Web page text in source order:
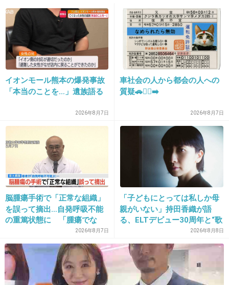
13. 匿名2013/03/06(水) 21:23:37
男は60歳前後だそうです
女装＆盲目のふりをして胸触る 「下着の
着け方教える」 ― スポニチ Sponichi
Annex 社会
www.sponichi.co.jp
女装＆盲目のふりをして胸触る 「下着の着け方教える」
-2
2013/03/06(水) 21:23:44
話題にするの遅くない?
三日四日前にニュースになってたけど
+9 -3
15. 匿名 2013/03/06(水) 21:23:46
30～40分説明してる間、こいつを不審だと気づかなかった
のか、、
イオンモール熊本の爆発事故
「本当のことを…」遺族語る
2026年8月7日
車社会の人から都会の人への
質疑🚗🏃‍♀️‍➡️
2026年8月7日
脳腫瘍手術で「正常な組織」
を誤って摘出…自発呼吸不能
の重篤状態に 「腫瘍でな
い」結果出ても“勘違い”で摘
出継続 通常の生活送ってい
た患者が手足も動かず 京大
病院
2026年8月7日
「子どもにとっては私しか母
親がいない」持田香織が語
る、ELTデビュー30周年と“歌
手”よりも大切にしたかった時
間
2026年8月8日